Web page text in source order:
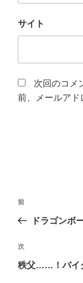
サイト
次回のコメ
前、メールアド
投
ビ
ゲ
過
去
投
稿
前
ドラゴンボ
次
の
次
秩父……！バイ